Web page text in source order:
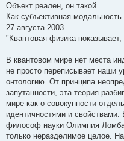
Объект реален, он такой
Как субъективная модальность
27 августа 2003
"Квантовая физика
В квантовом мире нет места
не просто переписывает наши
онтологию. От принципа
запутанности, эта теория
мире как о совокупности
идентичностями и свойствами.
философ науки Олимпия
только неразделимое целое.